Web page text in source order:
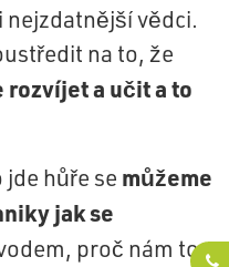
vědci.
na to, že
rozvíjet a učit a to
hůře se můžeme
jak se
proč nám to